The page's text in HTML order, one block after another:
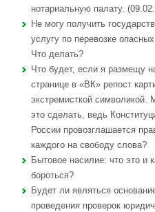
нотариальную палату.
Не могу получить
услугу по перевозке опасных
Что делать?
Что будет, если я размещу
странице в «ВК» репост
экстремисткой символикой.
это сделать, ведь
России провозглашается
каждого на свободу слова?
Бытовое насилие: что это и
бороться?
Будет ли являться
проведения проверок